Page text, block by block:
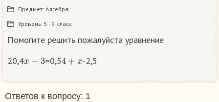
Предмет: Алгебра
Уровень: 5 - 9 класс
Помогите решить пожалуйста уравнение
20,4
=0,5 4 -2,5
Ответов к вопросу: 1